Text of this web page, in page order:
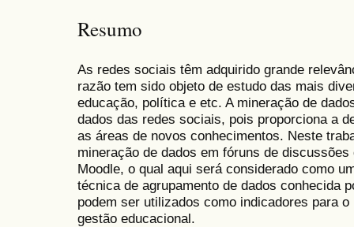
Resumo
As redes sociais têm adquirido grande
razão tem sido objeto de estudo das mais
educação, política e etc. A mineração de
dados das redes sociais, pois proporciona a
as áreas de novos conhecimentos. Neste
mineração de dados em fóruns de
Moodle, o qual aqui será considerado como
técnica de agrupamento de dados conhecida
podem ser utilizados como indicadores para
gestão educacional.